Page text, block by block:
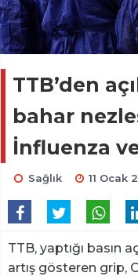
TTB’den
bahar
İnfluenza ve
Sağlık 11 Ocak
TTB, yaptığı basın
artış gösteren grip,